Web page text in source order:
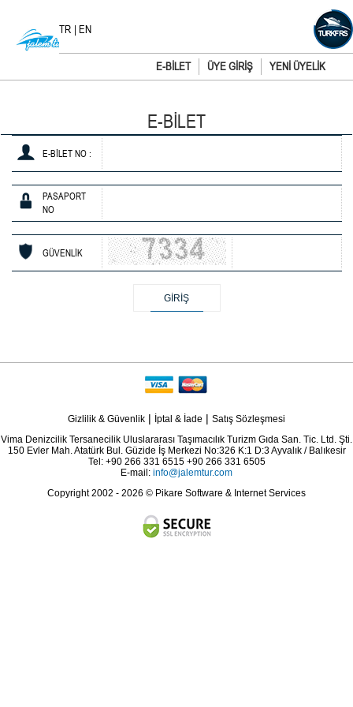
TR | EN
E-BİLET ÜYE GİRİŞ YENİ ÜYELİK
E-BİLET
E-BİLET NO :
PASAPORT
NO
GÜVENLİK
Gizlilik & Güvenlik | İptal & İade | Satış Sözleşmesi
Vima Denizcilik Tersanecilik Uluslararası Taşımacılık Turizm Gıda San. Tic. Ltd. Şti.
150 Evler Mah. Atatürk Bul. Güzide İş Merkezi No:326 K:1 D:3 Ayvalık / Balıkesir
Tel: +90 266 331 6515 +90 266 331 6505
E-mail: info@jalemtur.com
Copyright 2002 - 2026 © Pikare Software & Internet Services